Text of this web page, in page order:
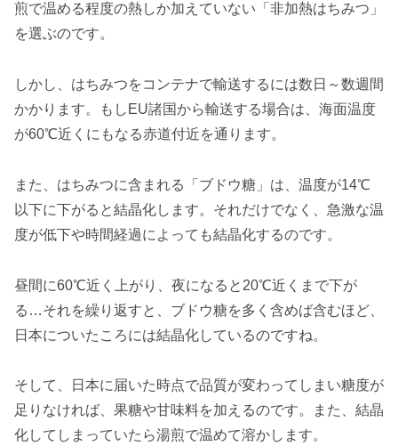
煎で温める程度の熱しか加えていない「非加熱はちみつ」
を選ぶのです。
しかし、はちみつをコンテナで輸送するには数日～数週間
かかります。もしEU諸国から輸送する場合は、海面温度
が60℃近くにもなる赤道付近を通ります。
また、はちみつに含まれる「ブドウ糖」は、温度が14℃
以下に下がると結晶化します。それだけでなく、急激な温
度が低下や時間経過によっても結晶化するのです。
昼間に60℃近く上がり、夜になると20℃近くまで下が
る…それを繰り返すと、ブドウ糖を多く含めば含むほど、
日本についたころには結晶化しているのですね。
そして、日本に届いた時点で品質が変わってしまい糖度が
足りなければ、果糖や甘味料を加えるのです。また、結晶
化してしまっていたら湯煎で温めて溶かします。